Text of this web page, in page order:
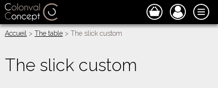
Accueil > The table > The slick custom
The slick custom